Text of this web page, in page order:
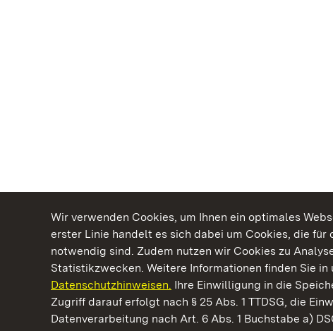
Wir verwenden Cookies, um Ihnen ein optimales
erster Linie handelt es sich dabei um Cookies, die für
notwendig sind. Zudem nutzen wir Cookies zu
Statistikzwecken. Weitere Informationen finden Sie in
Datenschutzhinweisen. Ihre Einwilligung in die
Zugriff darauf erfolgt nach § 25 Abs. 1 TTDSG, die
Datenverarbeitung nach Art. 6 Abs. 1 Buchstabe a)
Kommen. Staunen. Genießen.